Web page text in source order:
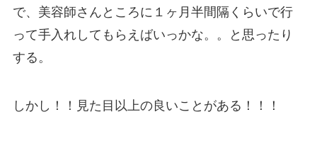
で、美容師さんところに１ヶ月半間隔くらいで行
って手入れしてもらえばいっかな。。と思ったり
する。
しかし！！見た目以上の良いことがある！！！